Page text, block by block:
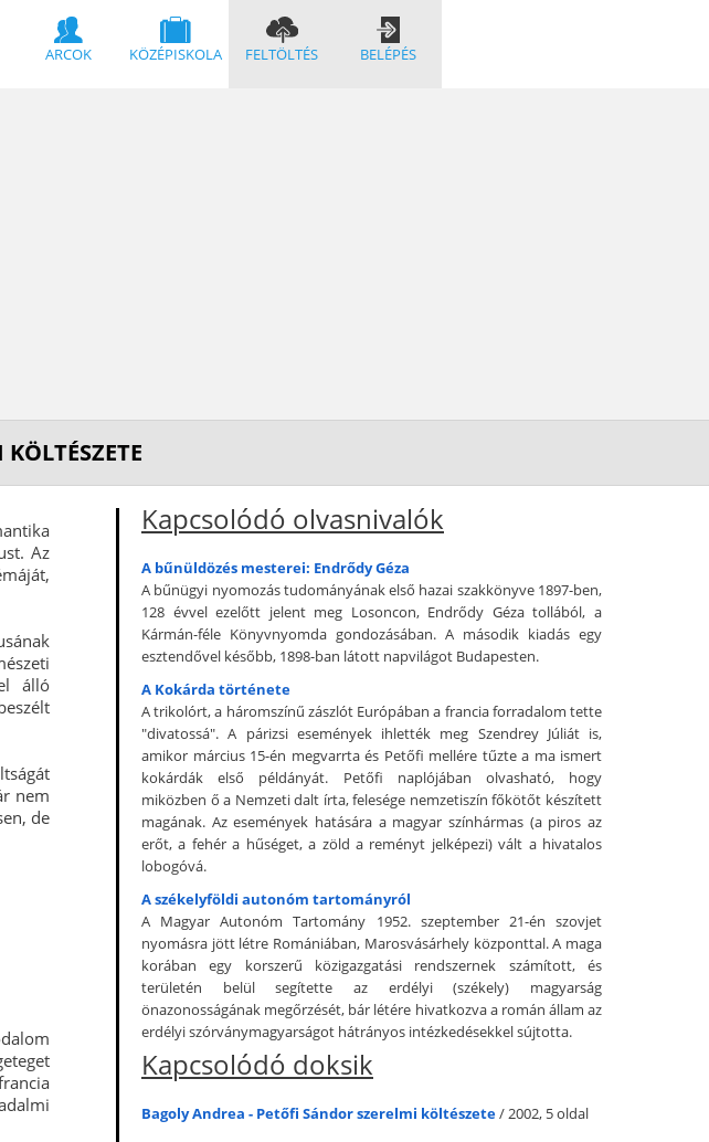
ARCOK KÖZÉPISKOLA FELTÖLTÉS BELÉPÉS
Az
álló
nem
de
Kapcsolódó olvasnivalók
A bűnüldözés mesterei: Endrődy Géza
A bűnügyi nyomozás tudományának első hazai szakkönyve 1897-ben,
128 évvel ezelőtt jelent meg Losoncon, Endrődy Géza tollából, a
Kármán-féle Könyvnyomda gondozásában. A második kiadás egy
esztendővel később, 1898-ban látott napvilágot Budapesten.
A Kokárda története
A trikolórt, a háromszínű zászlót Európában a francia forradalom tette
"divatossá". A párizsi események ihlették meg Szendrey Júliát is,
amikor március 15-én megvarrta és Petőfi mellére tűzte a ma ismert
kokárdák első példányát. Petőfi naplójában olvasható, hogy
miközben ő a Nemzeti dalt írta, felesége nemzetiszín főkötőt készített
magának. Az események hatására a magyar színhármas (a piros az
erőt, a fehér a hűséget, a zöld a reményt jelképezi) vált a hivatalos
lobogóvá.
A székelyföldi autonóm tartományról
A Magyar Autonóm Tartomány 1952. szeptember 21-én szovjet
nyomásra jött létre Romániában, Marosvásárhely központtal. A maga
korában egy korszerű közigazgatási rendszernek számított, és
területén belül segítette az erdélyi (székely) magyarság
önazonosságának megőrzését, bár létére hivatkozva a román állam az
erdélyi szórványmagyarságot hátrányos intézkedésekkel sújtotta.
Kapcsolódó doksik
Bagoly Andrea - Petőfi Sándor szerelmi költészete/ 2002, 5 oldal